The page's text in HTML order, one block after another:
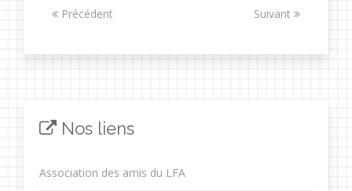
Précédent Suivant
Nos liens
Association des amis du LFA